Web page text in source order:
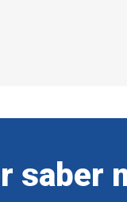
saber